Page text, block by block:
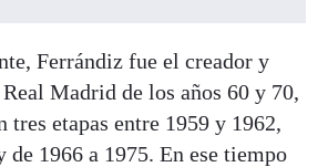
Ferrándiz fue el creador y
Madrid de los años 60 y 70,
tres etapas entre 1959 y 1962,
de 1966 a 1975. En ese tiempo